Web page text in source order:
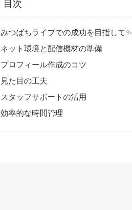
目次
みつばちライブでの成功を目指して✨
ネット環境と配信機材の準備
プロフィール作成のコツ
見た目の工夫
スタッフサポートの活用
効率的な時間管理